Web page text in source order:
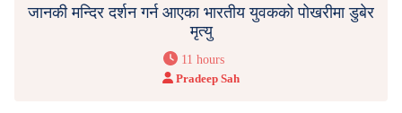
जानकी मन्दिर दर्शन गर्न आएका भारतीय युवकको पोखरीमा डुबेर
मृत्यु
11 hours
Pradeep Sah